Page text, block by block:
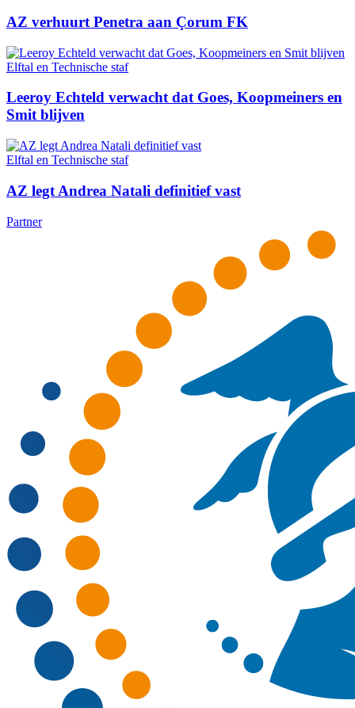
AZ verhuurt Penetra aan Çorum FK
Elftal en Technische staf
Leeroy Echteld verwacht dat Goes, Koopmeiners en
Smit blijven
Elftal en Technische staf
AZ legt Andrea Natali definitief vast
Partner